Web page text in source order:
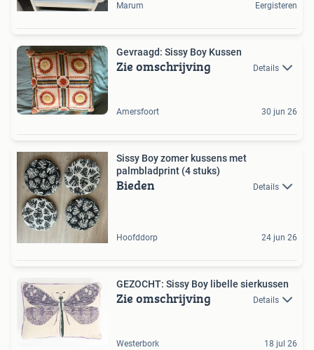
Marum Eergisteren
Gevraagd: Sissy Boy Kussen
Zie omschrijving Details
Amersfoort 30 jun 26
Sissy Boy zomer kussens met
palmbladprint (4 stuks)
Bieden Details
Hoofddorp 24 jun 26
GEZOCHT: Sissy Boy libelle sierkussen
Zie omschrijving Details
Westerbork 18 jul 26